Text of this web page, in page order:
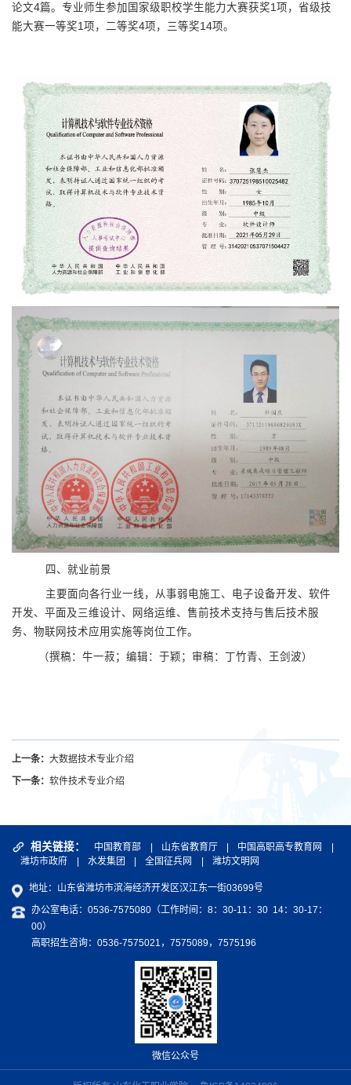
论文4篇。专业师生参加 国家级职校学生能力大赛获奖1 项，省级技
能大赛一等奖1 项，二等奖4项，三等奖14项。
四、就业前景
主要面向各行业一线，从事弱电施工、电子设备开发、软件
开发、平面及三维设计、网络运维、售前技术支持与售后技术服
务、物联网技术应用实施等岗位工作。
（撰稿：牛一菽；编辑：于颖；审稿：丁竹青、王剑波）
上一条： 大数据技术专业介绍
下一条： 软件技术专业介绍
相关链接： 中国教育部 | 山东省教育厅 | 中国高职高专教育网
|
潍坊市政府
| 水发集团 | 全国征兵网 | 潍坊文明网
地址：山东省潍坊市滨海经济开发区汉江东一街03699号
办公室电话：0536-7575080（工作时间：8：30-11：30 14：30-17：
00）
高职招生咨询：0536-7575021，7575089，7575196
微信公众号